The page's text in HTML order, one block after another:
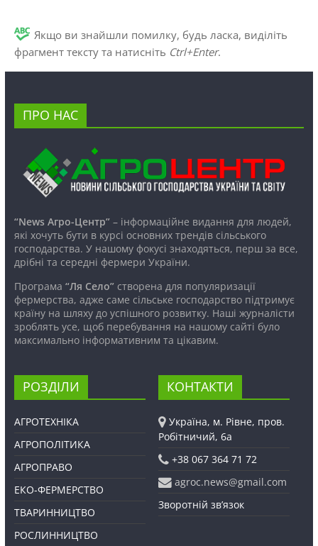
Якщо ви знайшли помилку, будь ласка, виділіть
фрагмент тексту та натисніть Ctrl+Enter.
ПРО НАС
“News Агро-Центр”– інформаційне видання для людей,
які хочуть бути в курсі основних трендів сільського
господарства. У нашому фокусі знаходяться, перш за все,
дрібні та середні фермери України.
Програма “Ля Село”створена для популяризації
фермерства, адже саме сільське господарство підтримує
країну на шляху до успішного розвитку. Наші журналісти
зроблять усе, щоб перебування на нашому сайті було
максимально інформативним та цікавим.
РОЗДІЛИ
АГРОТЕХНІКА
АГРОПОЛІТИКА
АГРОПРАВО
ЕКО-ФЕРМЕРСТВО
ТВАРИННИЦТВО
РОСЛИННИЦТВО
КОНТАКТИ
Україна, м. Рівне, пров.
Робітничий, 6а
+38 067 364 71 72
agroc.news@gmail.com
Зворотній зв’язок